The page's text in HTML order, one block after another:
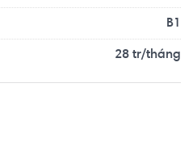
B1
28 tr/tháng